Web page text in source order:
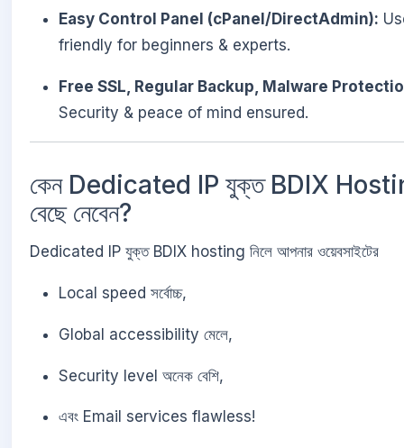
Easy Control Panel (cPanel/DirectAdmin):
friendly for beginners & experts.
Free SSL, Regular Backup, Malware
Security & peace of mind ensured.
কেন Dedicated IP যুক্ত BDIX
বেছে নেবেন?
Dedicated IP যুক্ত BDIX hosting নিলে আপনার ওয়েবসাইটের
Local speed সর্বোচ্চ,
Global accessibility মেলে,
Security level অনেক বেশি,
এবং Email services flawless!